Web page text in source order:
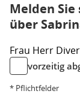
Melden
über
Frau Herr
vorzeitig
* Pflichtfelder